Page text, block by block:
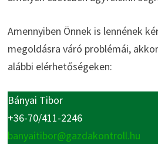
Amennyiben Önnek is lennének
megoldásra váró problémái,
alábbi elérhetőségeken:
Bányai Tibor
+36-70/411-2246
banyaitibor@gazdakontroll.hu